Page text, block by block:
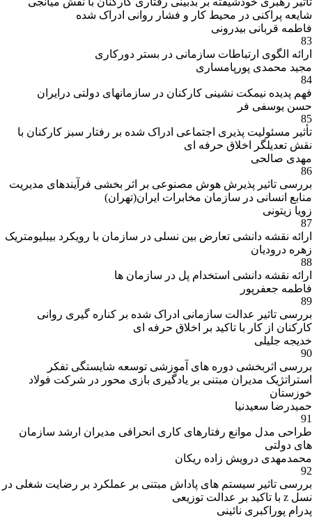
شایعه پراکنی در محیط کار و فشار روانی ادراک شده
فاطمه قربانی بیدرونی
83
ارائه الگوی ارتباطات سازمانی در بستر دورکاری
مجید محمدی پورپامساری
84
فهم پدیده نیمکت نشینی کارکنان در سازمانهای دولتی درایران
حسن یوسفی فر
85
تأثیر مسئولیت پذیری اجتماعی ادراک شده بر رفتار سبز کارکنان با
نقش تعدیلگر اخلاق حرفه ای
مهدی صالحی
86
بررسی تاثیر پذیرش هوش مصنوعی بر اثر بخشی فرآیندهای مدیریت
منابع انسانی در سازمان مخابرات ایران(تهران)
زویا زیتونی
87
ارائه نقشه دانشی تعارض بین نسلی در سازمان با رویکرد بیبلیومتریک
زهره درودیان
88
ارائه نقشه دانشی استخدام پل در سازمان ها
فاطمه جعفرپور
89
بررسی تاثیر عدالت سازمانی ادراک شده بر کناره گیری روانی
کارکنان از کار با تاکید بر اخلاق حرفه ای
خدیجه جلیلی
90
بررسی اثربخشی دوره های آموزشی توسعه شایستگی تفکر
استراتژیک مدیران مبتنی بر یادگیری بازی محور در شرکت فولاد
خوزستان
حمیدرضا سعیدنیا
91
طراحی مدل موانع رفتارهای کاری انحرافی مدیران ارشد سازمان
های دولتی
محمدمهدی درویش زاده ریکان
92
بررسی تاثیر سیستم های پاداش مبتنی بر عملکرد بر رضایت شغلی در
نسل z با تاکید بر عدالت توزیعی
پدرام پوراکبری نائینی